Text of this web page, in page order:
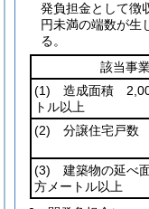
発負担金として徴
円未満の端数が生
る。
該当事
(1) 造成面積
トル以上
(2) 分譲住宅戸数
(3) 建築物の延べ
方メートル以上